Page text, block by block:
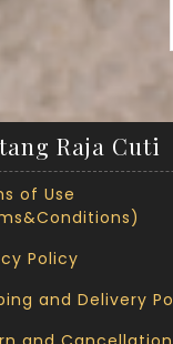
Raja Cuti
of Use
Policy
and Delivery